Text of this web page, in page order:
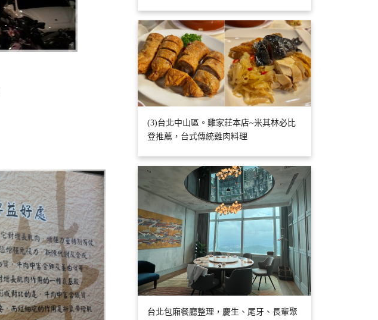
(3)台北中山區。雞家莊本店~米其林必比
登推薦，台式傳統雞肉料理
台北包廂餐廳整理，慶生、尾牙、長輩聚